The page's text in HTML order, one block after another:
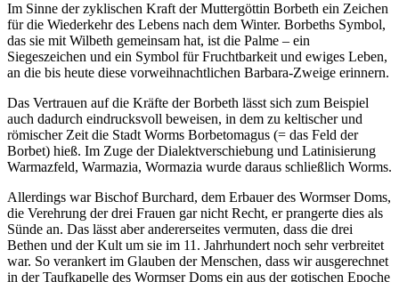
Im Sinne der zyklischen Kraft der Muttergöttin Borbeth ein Zeichen
für die Wiederkehr des Lebens nach dem Winter. Borbeths Symbol,
das sie mit Wilbeth gemeinsam hat, ist die Palme – ein
Siegeszeichen und ein Symbol für Fruchtbarkeit und ewiges Leben,
an die bis heute diese vorweihnachtlichen Barbara-Zweige erinnern.
Das Vertrauen auf die Kräfte der Borbeth lässt sich zum Beispiel
auch dadurch eindrucksvoll beweisen, in dem zu keltischer und
römischer Zeit die Stadt Worms Borbetomagus (= das Feld der
Borbet) hieß. Im Zuge der Dialektverschiebung und Latinisierung
Warmazfeld, Warmazia, Wormazia wurde daraus schließlich Worms.
Allerdings war Bischof Burchard, dem Erbauer des Wormser Doms,
die Verehrung der drei Frauen gar nicht Recht, er prangerte dies als
Sünde an. Das lässt aber andererseites vermuten, dass die drei
Bethen und der Kult um sie im 11. Jahrhundert noch sehr verbreitet
war. So verankert im Glauben der Menschen, dass wir ausgerechnet
in der Taufkapelle des Wormser Doms ein aus der gotischen Epoche